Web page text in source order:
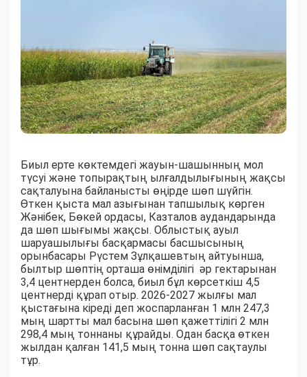
Биыл ерте көктемдегі жауын-шашынның мол
түсуі және топырақтың ылғалдылығының жақсы
сақталуына байланысты өңірде шөп шүйгін.
Өткен қыста мал азығынан тапшылық көрген
Жәнібек, Бөкей ордасы, Казталов аудандарында
да шөп шығымы жақсы. Облыстық ауыл
шаруашылығы басқармасы басшысының
орынбасары Рүстем Зұлқашевтың айтуынша,
былтыр шөптің орташа өнімділігі әр гектарынан
3,4 центнерден болса, биыл бұл көрсеткіш 4,5
центнерді құрап отыр. 2026-2027 жылғы мал
қыстағына кіреді деп жоспарланған 1 млн 247,3
мың шартты мал басына шөп қажеттілігі 2 млн
298,4 мың тоннаны құрайды. Одан басқа өткен
жылдан қалған 141,5 мың тонна шөп сақтаулы
тұр.